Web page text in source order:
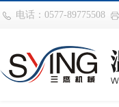
华体会平台
电话：0577-89775508